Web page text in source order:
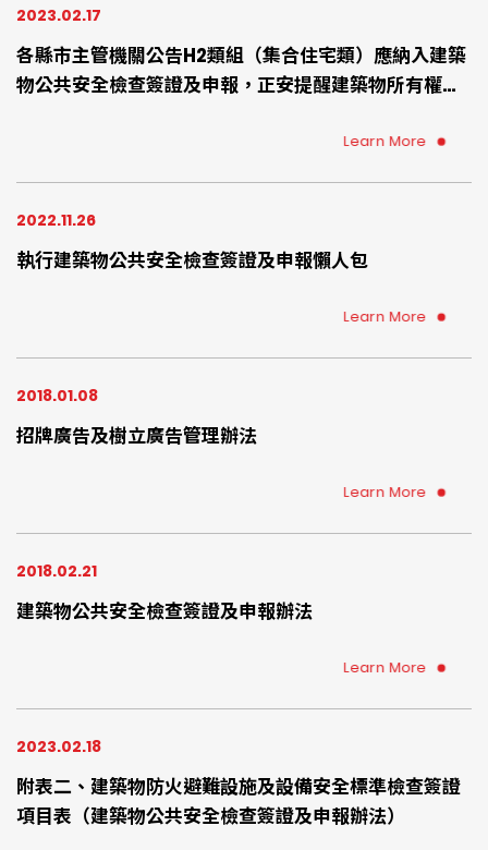
2023.02.17
各縣市主管機關公告H2類組（集合住宅類）應納入建築
物公共安全檢查簽證及申報，正安提醒建築物所有權
可提早準備、提早委託專業檢查機構確認您的住宅環境
Learn More
2022.11.26
執行建築物公共安全檢查簽證及申報懶人包
Learn More
2018.01.08
招牌廣告及樹立廣告管理辦法
Learn More
2018.02.21
建築物公共安全檢查簽證及申報辦法
Learn More
2023.02.18
附表二、建築物防火避難設施及設備安全標準檢查簽證
項目表（建築物公共安全檢查簽證及申報辦法）